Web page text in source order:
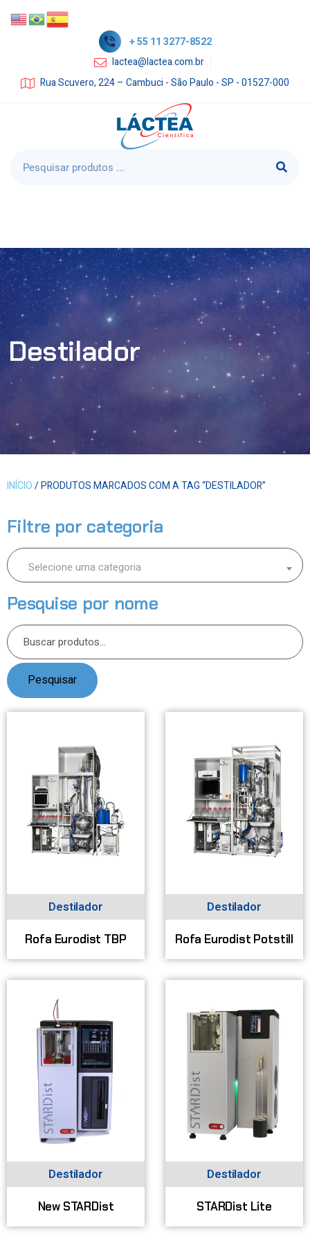
+ 55 11 3277-8522
lactea@lactea.com.br
Rua Scuvero, 224 – Cambuci - São Paulo - SP - 01527-000
Destilador
INÍCIO/ PRODUTOS MARCADOS COM A TAG “DESTILADOR”
Filtre por categoria
Selecione uma categoria
Pesquise por nome
Pesquisar
Destilador
Rofa Eurodist TBP
Destilador
Rofa Eurodist Potstill
Destilador
New STARDist
Destilador
STARDist Lite